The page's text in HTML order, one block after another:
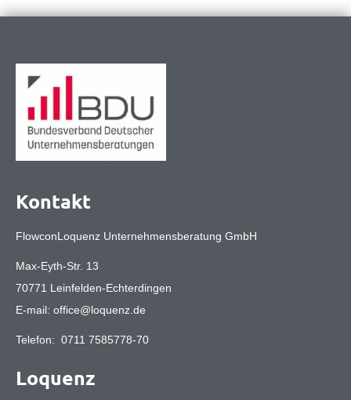
Kontakt
FlowconLoquenz Unternehmensberatung GmbH
Max-Eyth-Str. 13
70771 Leinfelden-Echterdingen
E-mail: office@loquenz.de
Telefon: 0711 7585778-70
Loquenz